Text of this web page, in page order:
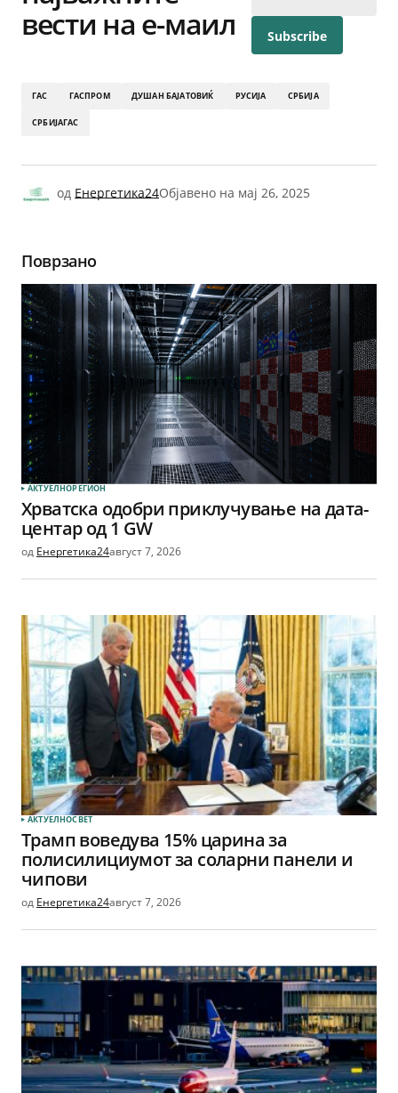
вести на е-маил
ГАС ГАСПРОМ ДУШАН БАЈАТОВИЌ РУСИЈА СРБИЈА
СРБИЈАГАС
од Енергетика24Објавено на мај 26, 2025
Поврзано
АКТУЕЛНОРЕГИОН
Хрватска одобри приклучување на дата-
центар од 1 GW
од Енергетика24август 7, 2026
АКТУЕЛНОСВЕТ
Трамп воведува 15% царина за
полисилициумот за соларни панели и
чипови
од Енергетика24август 7, 2026